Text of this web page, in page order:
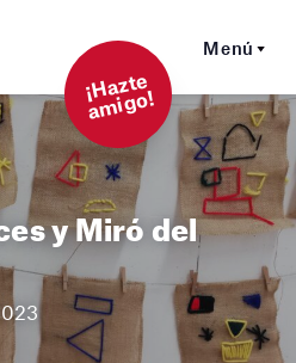
Menú
¡
Hazt
e
a
mi
g
o!
y Miró del